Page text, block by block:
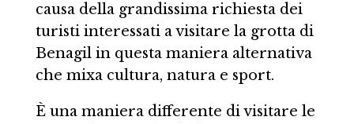
causa della grandissima richiesta dei
turisti interessati a visitare la grotta di
Benagil in questa maniera alternativa
che mixa cultura, natura e sport.
È una maniera differente di visitare le